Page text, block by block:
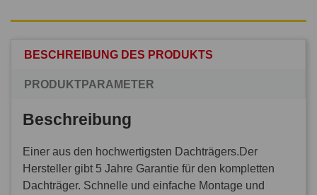
BESCHREIBUNG DES PRODUKTS
PRODUKTPARAMETER
Beschreibung
Einer aus den hochwertigsten Dachträgers.Der
Hersteller gibt 5 Jahre Garantie für den kompletten
Dachträger. Schnelle und einfache Montage und